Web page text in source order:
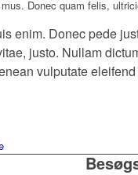
Donec quam felis,
enim. Donec pede
justo. Nullam
vulputate